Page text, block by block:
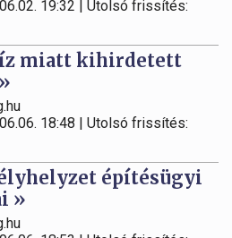
19:32 | Utolsó frissítés:
miatt kihirdetett
18:48 | Utolsó frissítés:
építésügyi
»